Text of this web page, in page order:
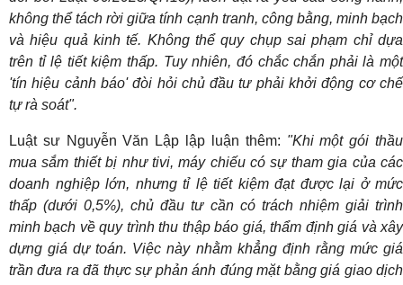
không thể tách rời giữa tính cạnh tranh, công bằng, minh bạch
và hiệu quả kinh tế. Không thể quy chụp sai phạm chỉ dựa
trên tỉ lệ tiết kiệm thấp. Tuy nhiên, đó chắc chắn phải là một
'tín hiệu cảnh báo' đòi hỏi chủ đầu tư phải khởi động cơ chế
tự rà soát".
Luật sư Nguyễn Văn Lập lập luận thêm: "Khi một gói thầu
mua sắm thiết bị như tivi, máy chiếu có sự tham gia của các
doanh nghiệp lớn, nhưng tỉ lệ tiết kiệm đạt được lại ở mức
thấp (dưới 0,5%), chủ đầu tư cần có trách nhiệm giải trình
minh bạch về quy trình thu thập báo giá, thẩm định giá và xây
dựng giá dự toán. Việc này nhằm khẳng định rằng mức giá
trần đưa ra đã thực sự phản ánh đúng mặt bằng giá giao dịch